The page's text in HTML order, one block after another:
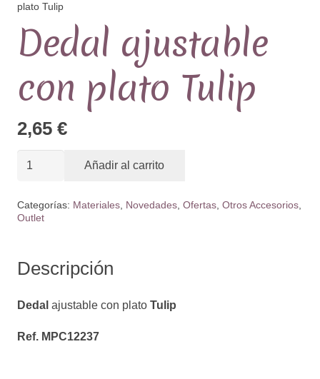
plato Tulip
Dedal ajustable
con plato Tulip
2,65 €
Dedal
con
plato
Añadir al carrito
Categorías: Materiales, Novedades, Ofertas, Otros Accesorios,
Outlet
Descripción
Dedal ajustable con plato Tulip
Ref. MPC12237